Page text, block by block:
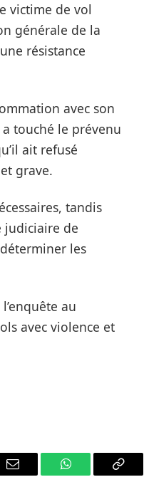
victime de vol
générale de la
résistance
avec son
touché le prévenu
ait refusé
grave.
tandis
judiciaire de
les
au
avec violence et
Email WhatsAppCopy